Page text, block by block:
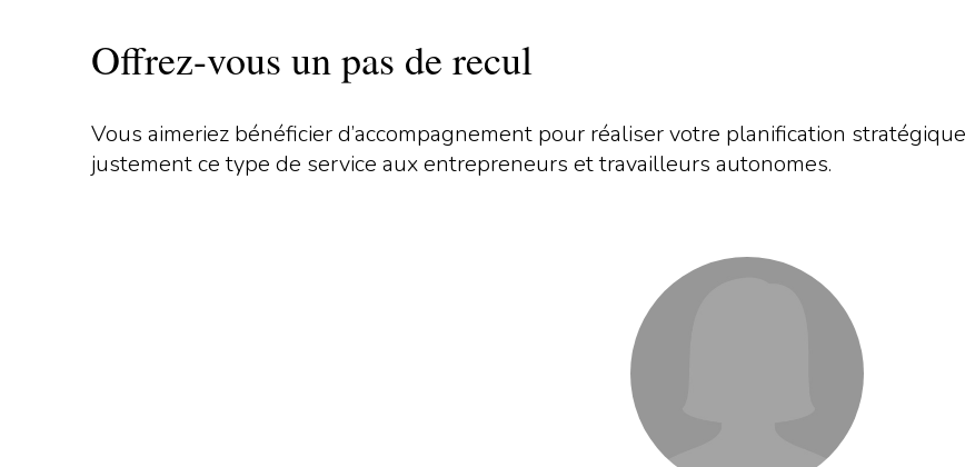
Offrez-vous un pas de recul
Vous aimeriez bénéficier d’accompagnement pour réaliser votre planification stratégique
justement ce type de service aux entrepreneurs et travailleurs autonomes.